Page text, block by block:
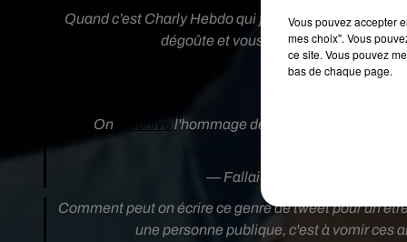
Quand c’est Charly Hebdo qui fait de l’humour,
dégoûte et vous l’insultez ? Soyez
Moi en tous
On
#archive l'hommage de Blanche Gardin à
— Fallait Pas Supprimer �x
Comment peut on écrire ce genre de tweet pour un
une personne publique, c'est à vomir ces
Vous pouvez accepter
mes choix". Vous
ce site. Vous pouvez
bas de chaque page.